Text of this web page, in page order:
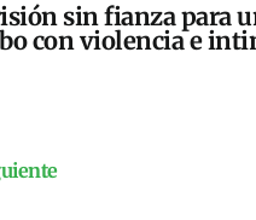
sin fianza para
con violencia e